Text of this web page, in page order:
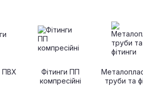
ПВХ
Фітинги ПП
компресійні
труби та